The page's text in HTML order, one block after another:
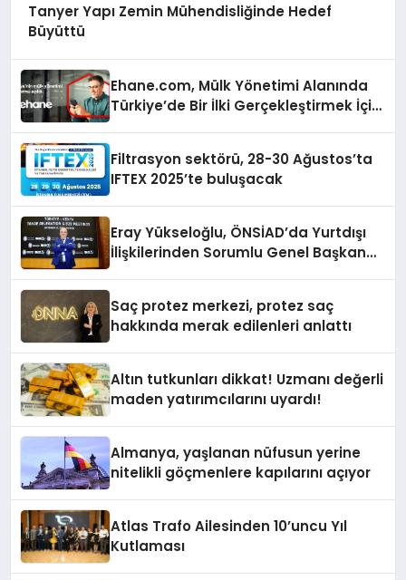
Tanyer Yapı Zemin Mühendisliğinde Hedef
Büyüttü
Ehane.com, Mülk Yönetimi Alanında
Türkiye’de Bir İlki Gerçekleştirmek İçin
Filtrasyon sektörü, 28-30 Ağustos’ta
IFTEX 2025’te buluşacak
Eray Yükseloğlu, ÖNSİAD’da Yurtdışı
İlişkilerinden Sorumlu Genel Başkan
Saç protez merkezi, protez saç
hakkında merak edilenleri anlattı
Altın tutkunları dikkat! Uzmanı değerli
maden yatırımcılarını uyardı!
Almanya, yaşlanan nüfusun yerine
nitelikli göçmenlere kapılarını açıyor
Atlas Trafo Ailesinden 10’uncu Yıl
Kutlaması